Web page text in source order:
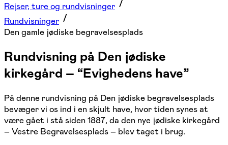
Rejser, ture og rundvisninger
Rundvisninger
Den gamle jødiske begravelsesplads
Rundvisning på Den jødiske
kirkegård – “Evighedens have”
På denne rundvisning på Den jødiske begravelsesplads
bevæger vi os ind i en skjult have, hvor tiden synes at
være gået i stå siden 1887, da den nye jødiske kirkegård
– Vestre Begravelsesplads – blev taget i brug.